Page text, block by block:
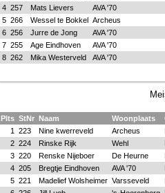
4 257 Mats Lievers
AVA '70
5 266 Wessel te Bokkel Archeus
6 256 Jurre de Jong
AVA '70
7 255 Age Eindhoven
AVA '70
8 262 Mika Westerveld AVA '70
Plts StNr Naam Woonplaats
1
223 Nine kwerreveld Archeus
2 224 Rinske Rijk Wehl
3 220 Renske Nijeboer De Heurne
4 205 Bregtje Eindhoven AVA '70
5 221 Madelief Wolsheimer Varsseveld